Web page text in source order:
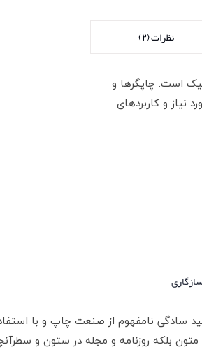
نظرات (۲)
است. چاپگرها و
نیاز و کاربردهای
سازگاری
سادگی نامفهوم از صنعت چاپ و با
بلکه روزنامه و مجله در ستون و